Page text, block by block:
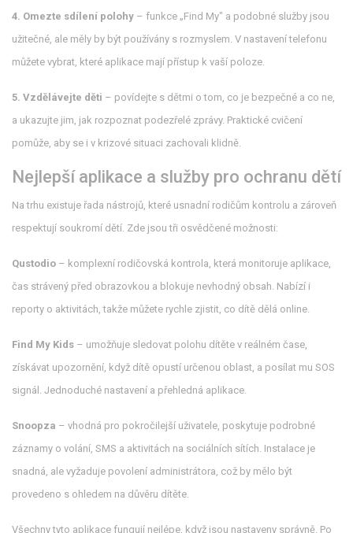
4. Omezte sdílení polohy – funkce „Find My" a podobné služby jsou
užitečné, ale měly by být používány s rozmyslem. V nastavení telefonu
můžete vybrat, které aplikace mají přístup k vaší poloze.
5. Vzdělávejte děti – povídejte s dětmi o tom, co je bezpečné a co ne,
a ukazujte jim, jak rozpoznat podezřelé zprávy. Praktické cvičení
pomůže, aby se i v krizové situaci zachovali klidně.
Nejlepší aplikace a služby pro ochranu dětí
Na trhu existuje řada nástrojů, které usnadní rodičům kontrolu a zároveň
respektují soukromí dětí. Zde jsou tři osvědčené možnosti:
Qustodio – komplexní rodičovská kontrola, která monitoruje aplikace,
čas strávený před obrazovkou a blokuje nevhodný obsah. Nabízí i
reporty o aktivitách, takže můžete rychle zjistit, co dítě dělá online.
Find My Kids – umožňuje sledovat polohu dítěte v reálném čase,
získávat upozornění, když dítě opustí určenou oblast, a posílat mu SOS
signál. Jednoduché nastavení a přehledná aplikace.
Snoopza – vhodná pro pokročilejší uživatele, poskytuje podrobné
záznamy o volání, SMS a aktivitách na sociálních sítích. Instalace je
snadná, ale vyžaduje povolení administrátora, což by mělo být
provedeno s ohledem na důvěru dítěte.
Všechny tyto aplikace fungují nejlépe, když jsou nastaveny správně. Po